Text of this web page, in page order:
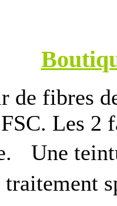
de fibres
Les 2
Une